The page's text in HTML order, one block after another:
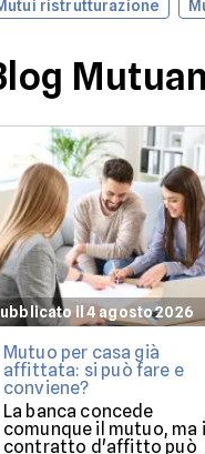
ristrutturazione
il 4 agosto 2026
Mutuo per casa già
affittata: si può fare e
conviene?
La banca concede
comunque il mutuo, ma il
contratto d'affitto può